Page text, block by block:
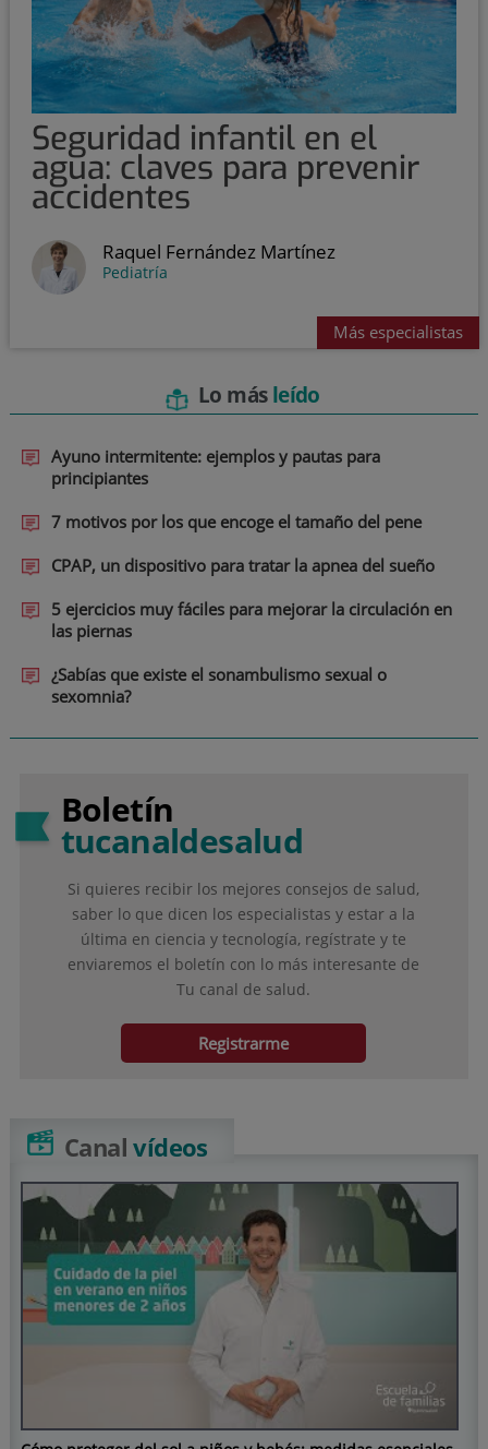
Seguridad infantil en el
agua: claves para prevenir
accidentes
Raquel Fernández Martínez
Pediatría
Más especialistas
Lo másleído
Ayuno intermitente: ejemplos y pautas para
principiantes
7 motivos por los que encoge el tamaño del pene
CPAP, un dispositivo para tratar la apnea del sueño
5 ejercicios muy fáciles para mejorar la circulación en
las piernas
¿Sabías que existe el sonambulismo sexual o
sexomnia?
Boletín
tucanaldesalud
Si quieres recibir los mejores consejos de salud,
saber lo que dicen los especialistas y estar a la
última en ciencia y tecnología, regístrate y te
enviaremos el boletín con lo más interesante de
Tu canal de salud.
Registrarme
Canal vídeos